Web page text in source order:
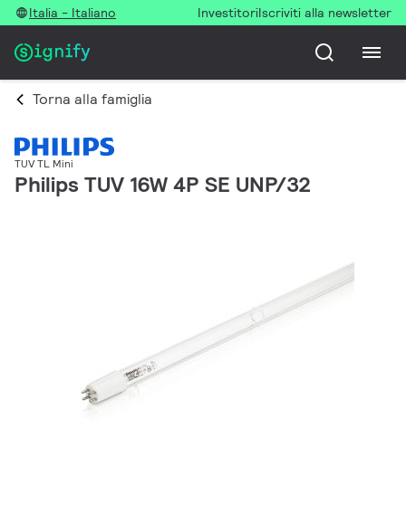
Italia - Italiano InvestitoriIscriviti alla newsletter
Torna alla famiglia
TUV TL Mini
Philips TUV 16W 4P SE UNP/32